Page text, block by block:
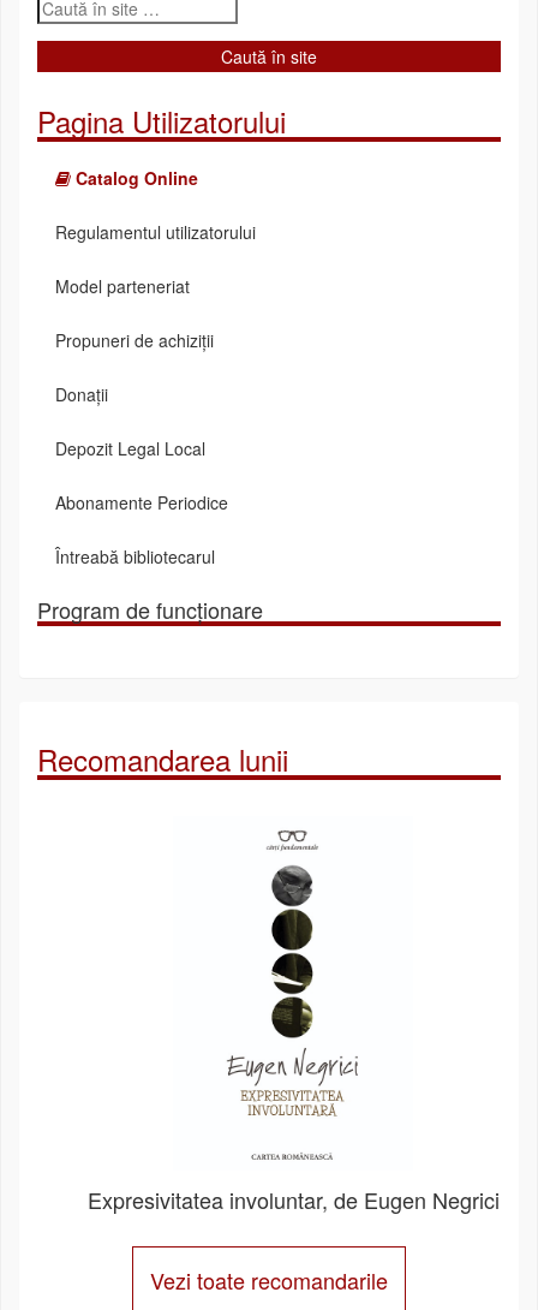
Pagina Utilizatorului
Catalog Online
Regulamentul utilizatorului
Model parteneriat
Propuneri de achiziții
Donații
Depozit Legal Local
Abonamente Periodice
Întreabă bibliotecarul
Program de funcționare
Recomandarea lunii
Expresivitatea involuntar, de Eugen Negrici
Vezi toate recomandarile